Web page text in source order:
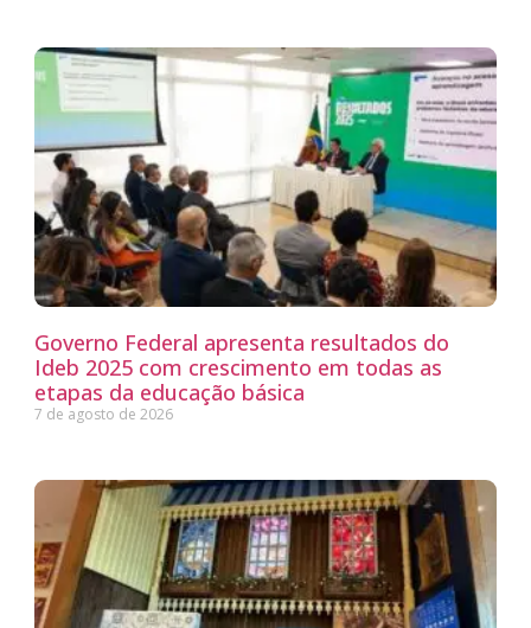
Governo Federal apresenta resultados do
Ideb 2025 com crescimento em todas as
etapas da educação básica
7 de agosto de 2026